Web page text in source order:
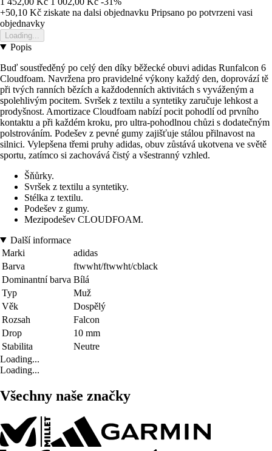
+50,10 Kč ziskate na dalsi objednavku Pripsano po potvrzeni vasi
objednavky
Loading...
Popis
Buď soustředěný po celý den díky běžecké obuvi adidas Runfalcon 6
Cloudfoam. Navržena pro pravidelné výkony každý den, doprovází tě
při tvých ranních bězích a každodenních aktivitách s vyváženým a
spolehlivým pocitem. Svršek z textilu a syntetiky zaručuje lehkost a
prodyšnost. Amortizace Cloudfoam nabízí pocit pohodlí od prvního
kontaktu a při každém kroku, pro ultra-pohodlnou chůzi s dodatečným
polstrováním. Podešev z pevné gumy zajišťuje stálou přilnavost na
silnici. Vylepšena třemi pruhy adidas, obuv zůstává ukotvena ve světě
sportu, zatímco si zachovává čistý a všestranný vzhled.
Šňůrky.
Svršek z textilu a syntetiky.
Stélka z textilu.
Podešev z gumy.
Mezipodešev CLOUDFOAM.
Další informace
Marki
adidas
Barva
ftwwht/ftwwht/cblack
Dominantní barva Bílá
Typ
Muž
Věk
Dospělý
Rozsah
Falcon
Drop
10 mm
Stabilita
Neutre
Loading...
Loading...
Všechny naše značky